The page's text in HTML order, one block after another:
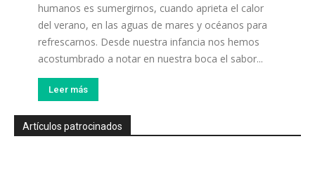
humanos es sumergirnos, cuando aprieta el calor
del verano, en las aguas de mares y océanos para
refrescarnos. Desde nuestra infancia nos hemos
acostumbrado a notar en nuestra boca el sabor...
Leer más
Artículos patrocinados